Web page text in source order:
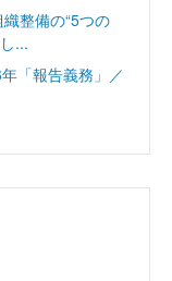
整備の“5つの
...
「報告義務」／